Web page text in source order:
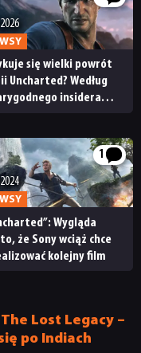
się wielki powrót
Uncharted? Według
insidera
1
Wygląda
że Sony wciąż chce
kolejny film
Lost Legacy –
po Indiach